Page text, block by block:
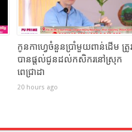
កូនកាហ្វេចំនួនប្រាំមួយពាន់ដើម ត្រូ
បានផ្តល់ជូនដល់កសិករនៅស្រុក
ពេជ្រាដា
20 hours ago